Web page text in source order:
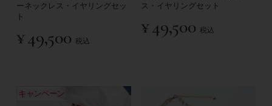
ーネックレス・イヤリングセッ
ト
¥49,500 税込
ス・イヤリングセット
¥49,500 税込
キャンペーン